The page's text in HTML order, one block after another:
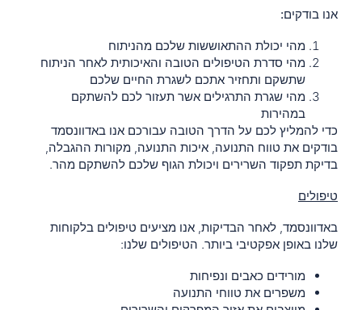
אנו בודקים:
מהי יכולת ההתאוששות שלכם מהניתוח
מהי סדרת הטיפולים הטובה והאיכותית לאחר הניתוח
שתשקם ותחזיר אתכם לשגרת החיים שלכם
מהי שגרת התרגילים אשר תעזור לכם להשתקם
במהירות
כדי להמליץ לכם על הדרך הטובה עבורכם אנו באדוונסמד
בודקים את טווח התנועה, איכות התנועה, מקורות ההגבלה,
בדיקת תפקוד השרירים ויכולת הגוף שלכם להשתקם מהר.
טיפולים
באדוונסמד, לאחר הבדיקות, אנו מציעים טיפולים בלקוחות
שלנו באופן אפקטיבי ביותר. הטיפולים שלנו:
מורידים כאבים ונפיחות
משפרים את טווחי התנועה